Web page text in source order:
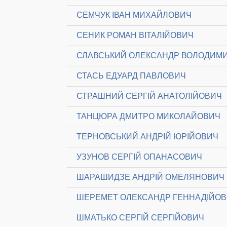
СЕМЧУК ІВАН МИХАЙЛОВИЧ
СЕНИК РОМАН ВІТАЛІЙОВИЧ
СЛАВСЬКИЙ ОЛЕКСАНДР
СТАСЬ ЕДУАРД ПАВЛОВИЧ
СТРАШНИЙ СЕРГІЙ АНАТОЛІЙОВИЧ
ТАНЦЮРА ДМИТРО МИКОЛАЙОВИЧ
ТЕРНОВСЬКИЙ АНДРІЙ ЮРІЙОВИЧ
УЗУНОВ СЕРГІЙ ОПАНАСОВИЧ
ШАРАШИДЗЕ АНДРІЙ ОМЕЛЯНОВИЧ
ШЕРЕМЕТ ОЛЕКСАНДР
ШМАТЬКО СЕРГІЙ СЕРГІЙОВИЧ